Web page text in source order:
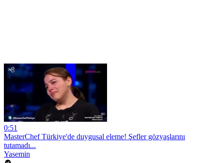
0:51
MasterChef Türkiye'de duygusal eleme! Şefler gözyaşlarını
tutamadı...
Yasemin